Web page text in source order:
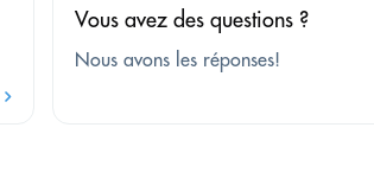
Vous avez des questions ?
Nous avons les réponses!